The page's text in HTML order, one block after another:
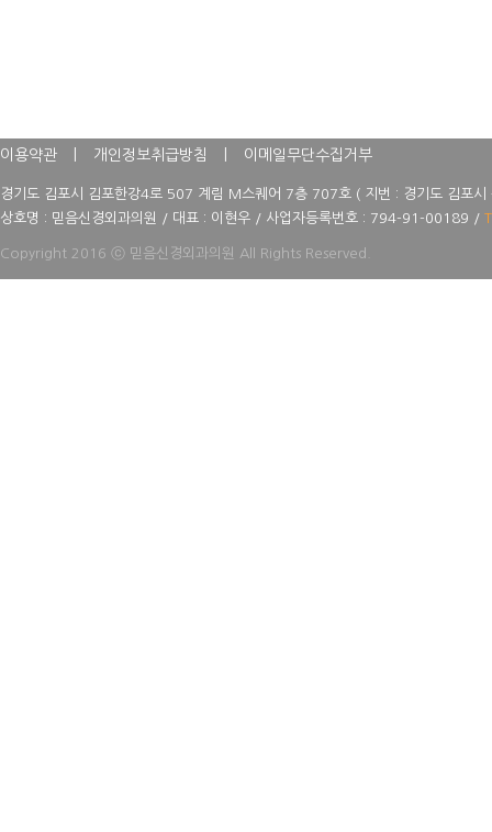
이용약관 개인정보취급방침 이메일무단수집거부
경기도 김포시 김포한강4로 507 계림 M스퀘어 7층 707호 ( 지번 : 경기도 김포
상호명 : 믿음신경외과의원 / 대표 : 이현우 / 사업자등록번호 : 794-91-00189 /
Copyright 2016 ⓒ 믿음신경외과의원 All Rights Reserved.